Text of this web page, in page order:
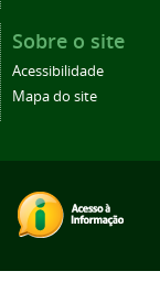
Sobre o site
Acessibilidade
Mapa do site